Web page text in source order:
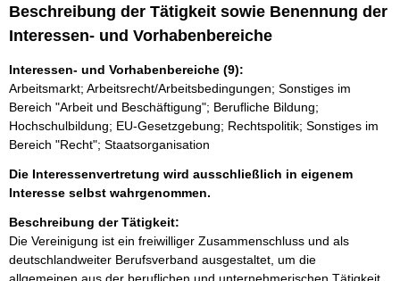
Beschreibung der Tätigkeit sowie Benennung der
Interessen- und Vorhabenbereiche
Interessen- und Vorhabenbereiche (9):
Arbeitsmarkt; Arbeitsrecht/Arbeitsbedingungen; Sonstiges im
Bereich "Arbeit und Beschäftigung"; Berufliche Bildung;
Hochschulbildung; EU-Gesetzgebung; Rechtspolitik; Sonstiges im
Bereich "Recht"; Staatsorganisation
Die Interessenvertretung wird ausschließlich in eigenem
Interesse selbst wahrgenommen.
Beschreibung der Tätigkeit:
Die Vereinigung ist ein freiwilliger Zusammenschluss und als
deutschlandweiter Berufsverband ausgestaltet, um die